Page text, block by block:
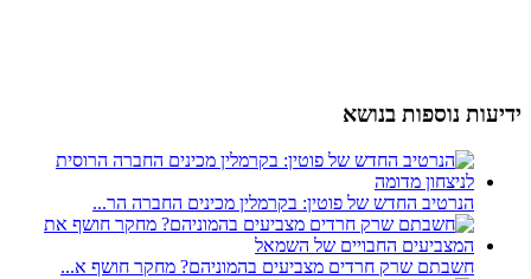
ידיעות נוספות בנושא
הנרטיב החדש של פוטין: בקרמלין מכינים החברה הר...
חשבתם שרק חרדים מצביעים בהמוניהם? מחקר חושף א...